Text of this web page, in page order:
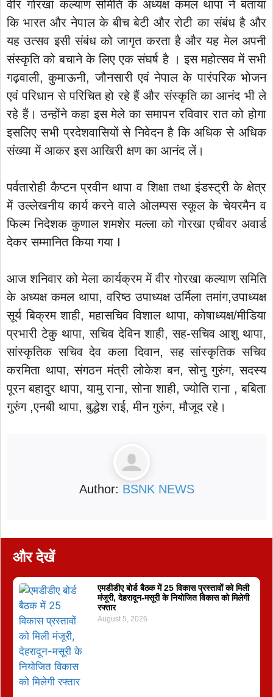
वीर गोरखा कल्याण समिति के अध्यक्ष कमल थापा ने बताया
कि भारत और नेपाल के बीच बेटी और रोटी का संबंध है और
यह उत्सव इसी संबंध को जागृत करता है और यह मेल अपनी
संस्कृति को बचाने के लिए एक संघर्ष है । इस महोत्सव में सभी
गढ़वाली, कुमाऊनी, जौनसारी एवं नेपाल के पारंपरिक भोजन
एवं परिधान से परिचित हो रहे हैं और संस्कृति का आनंद भी ले
रहे हैं। उन्होंने कहा इस मेले का समापन रविवार रात को होगा
इसलिए सभी प्रदेशवासियों से निवेदन है कि अधिक से अधिक
संख्या में आकर इस आखिरी क्षण का आनंद लें।
पर्वतारोही कैप्टन प्रवीन थापा व शिक्षा तथा इंडस्ट्री के क्षेत्र
में उल्लेखनीय कार्य करने वाले ओलम्पस स्कूल के चेयरमैन व
फिल्म निदेशक कुणाल शमशेर मल्ला को गोरखा एचीवर अवार्ड
देकर सम्मानित किया गया I
आज शनिवार को मेला कार्यक्रम में वीर गोरखा कल्याण समिति
के अध्यक्ष कमल थापा, वरिष्ठ उपाध्यक्ष उर्मिला तमांग,उपाध्यक्ष
सूर्य बिक्रम शाही, महासचिव विशाल थापा, कोषाध्यक्ष/मीडिया
प्रभारी टेकु थापा, सचिव देविन शाही, सह-सचिव आशु थापा,
सांस्कृतिक सचिव देव कला दिवान, सह सांस्कृतिक सचिव
करमिता थापा, संगठन मंत्री लोकेश बन, सोनु गुरुंग, सदस्य
पूरन बहादुर थापा, यामु राना, सोना शाही, ज्योति राना , बबिता
गुरुंग ,एनबी थापा, बुद्धेश राई, मीन गुरुंग, मौजूद रहे।
Author: BSNK NEWS
और देखें
एमडीडीए बोर्ड बैठक में 25 विकास प्रस्तावों को मिली
मंजूरी, देहरादून-मसूरी के नियोजित विकास को मिलेगी
रफ्तार
August 5, 2026